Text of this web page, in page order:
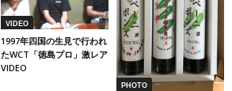
VIDEO
1997年四国の生見で行われ
たWCT「徳島プロ」激レア
VIDEO
PHOTO